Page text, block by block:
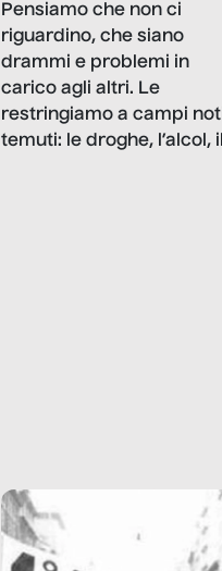
Pensiamo che non ci
riguardino, che siano
drammi e problemi in
carico agli altri. Le
restringiamo a campi
temuti: le droghe, l’alcol, il
come.